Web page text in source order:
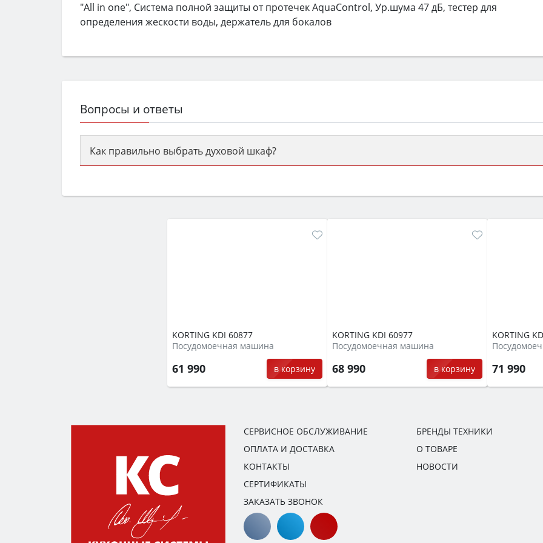
"All in one", Система полной защиты от протечек AquaControl, Ур.шума 47 дБ, тестер для
определения жескости воды, держатель для бокалов
Вопросы и ответы
Как правильно выбрать духовой шкаф?
семьи, класс энергопотребления не ниже A и нужные функции (конвекция, гриль,
KORTING KDI 60877
Посудомоечная машина
61 990 в корзину
KORTING KDI 60977
Посудомоечная машина
68 990 в корзину
KORTING
71 990
СЕРВИСНОЕ ОБСЛУЖИВАНИЕ
ОПЛАТА И ДОСТАВКА
КОНТАКТЫ
СЕРТИФИКАТЫ
ЗАКАЗАТЬ ЗВОНОК
БРЕНДЫ ТЕХНИКИ
О ТОВАРЕ
НОВОСТИ